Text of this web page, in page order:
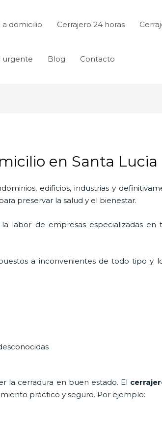
a domicilio Cerrajero 24 horas
urgente Blog Contacto
en Santa Lucia
edificios, industrias y
preservar la salud y el bienestar.
labor de empresas especializadas
a inconvenientes de todo tipo y
la cerradura en buen estado. El
práctico y seguro. Por ejemplo: